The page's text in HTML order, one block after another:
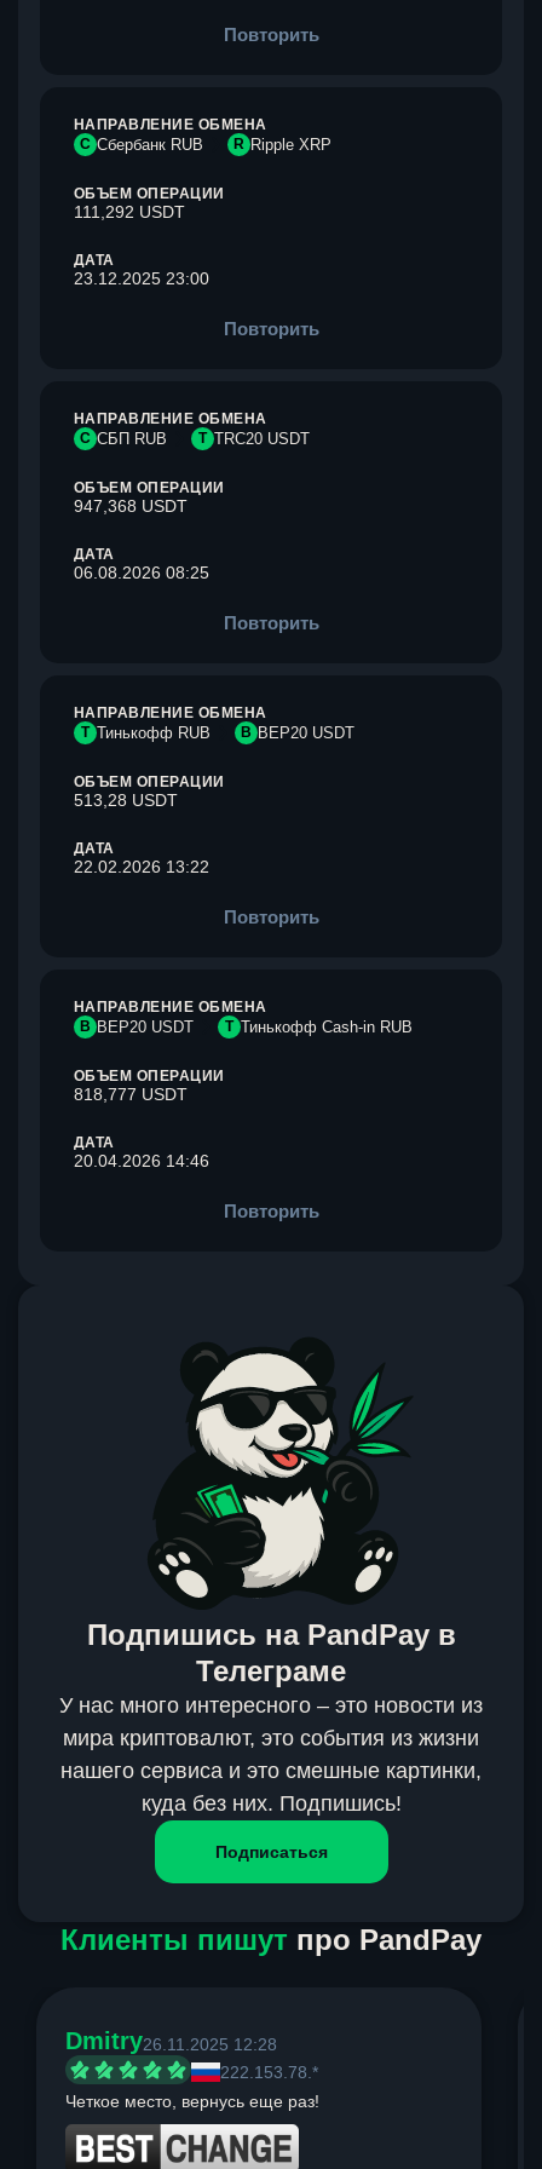
Повторить
НАПРАВЛЕНИЕ ОБМЕНА
С Сбербанк RUB R Ripple XRP
ОБЪЕМ ОПЕРАЦИИ
111,292 USDT
ДАТА
23.12.2025 23:00
Повторить
НАПРАВЛЕНИЕ ОБМЕНА
С СБП RUB T TRC20 USDT
ОБЪЕМ ОПЕРАЦИИ
947,368 USDT
ДАТА
06.08.2026 08:25
Повторить
НАПРАВЛЕНИЕ ОБМЕНА
Т Тинькофф RUB B BEP20 USDT
ОБЪЕМ ОПЕРАЦИИ
513,28 USDT
ДАТА
22.02.2026 13:22
Повторить
НАПРАВЛЕНИЕ ОБМЕНА
B BEP20 USDT Т Тинькофф Cash-in RUB
ОБЪЕМ ОПЕРАЦИИ
818,777 USDT
ДАТА
20.04.2026 14:46
Повторить
Подпишись на PandPay в
Телеграме
У нас много интересного – это новости из
мира криптовалют, это события из жизни
нашего сервиса и это смешные картинки,
куда без них. Подпишись!
Подписаться
Клиенты пишут про PandPay
Dmitry26.11.2025 12:28
222.153.78.*
Четкое место, вернусь еще раз!